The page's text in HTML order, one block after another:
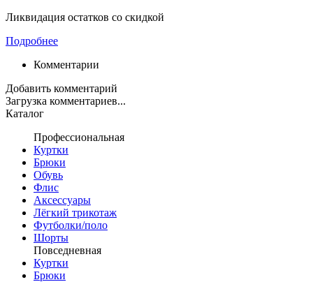
Ликвидация остатков со скидкой
Подробнее
Комментарии
Добавить комментарий
Загрузка комментариев...
Каталог
Профессиональная
Куртки
Брюки
Обувь
Флис
Аксессуары
Лёгкий трикотаж
Футболки/поло
Шорты
Повседневная
Куртки
Брюки